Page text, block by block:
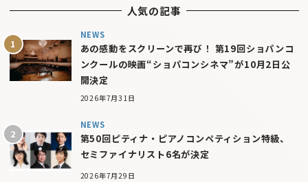
人気の記事
NEWS
あの感動をスクリーンで再び！ 第19回ショパンコ
ンクールの映画“ショパコンシネマ”が10月2日公
開決定
2026年7月31日
NEWS
第50回ピティナ・ピアノコンペティション特級、
セミファイナリスト6名が決定
2026年7月29日